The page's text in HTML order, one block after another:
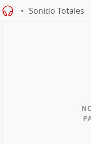
Sonido Totales